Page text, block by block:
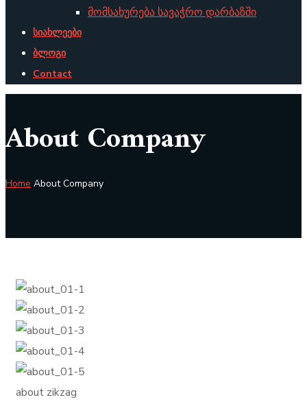
მომსახურება სავაჭრო დარბაზში
სიახლეები
ბლოგი
Contact
About Company
Home About Company
about zikzag